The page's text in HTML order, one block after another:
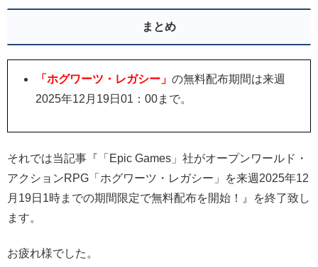
まとめ
「ホグワーツ・レガシー」の無料配布期間は来週
2025年12月19日01：00まで。
それでは当記事『「Epic Games」社がオープンワールド・
アクションRPG「ホグワーツ・レガシー」
を来週2025年12
月19日1時までの期間限定で無料配布を開始！』を終了致し
ます。
お疲れ様でした。